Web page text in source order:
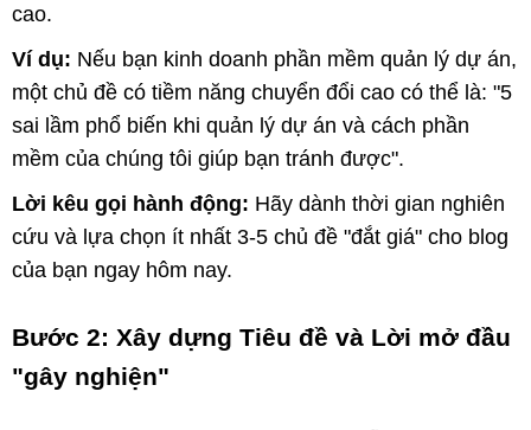
cao.
Ví dụ: Nếu bạn kinh doanh phần mềm quản lý dự án,
một chủ đề có tiềm năng chuyển đổi cao có thể là: "5
sai lầm phổ biến khi quản lý dự án và cách phần
mềm của chúng tôi giúp bạn tránh được".
Lời kêu gọi hành động: Hãy dành thời gian nghiên
cứu và lựa chọn ít nhất 3-5 chủ đề "đắt giá" cho blog
của bạn ngay hôm nay.
Bước 2: Xây dựng Tiêu đề và Lời mở đầu
"gây nghiện"